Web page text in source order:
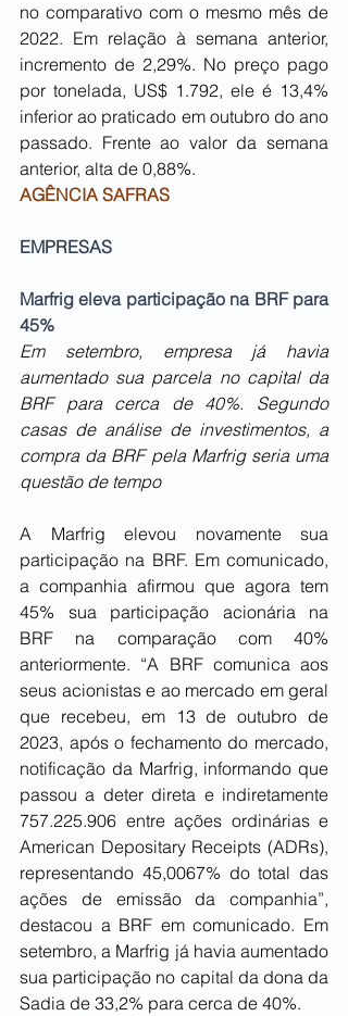
no comparativo com o mesmo mês de
2022. Em relação à semana anterior,
incremento de 2,29%. No preço pago
por tonelada, US$ 1.792, ele é 13,4%
inferior ao praticado em outubro do ano
passado. Frente ao valor da semana
anterior, alta de 0,88%.
AGÊNCIA SAFRAS
EMPRESAS
Marfrig eleva participação na BRF para
45%
Em setembro, empresa já havia
aumentado sua parcela no capital da
BRF para cerca de 40%. Segundo
casas de análise de investimentos, a
compra da BRF pela Marfrig seria uma
questão de tempo
A Marfrig elevou novamente sua
participação na BRF. Em comunicado,
a companhia afirmou que agora tem
45% sua participação acionária na
BRF na comparação com 40%
anteriormente. “A BRF comunica aos
seus acionistas e ao mercado em geral
que recebeu, em 13 de outubro de
2023, após o fechamento do mercado,
notificação da Marfrig, informando que
passou a deter direta e indiretamente
757.225.906 entre ações ordinárias e
American Depositary Receipts (ADRs),
representando 45,0067% do total das
ações de emissão da companhia”,
destacou a BRF em comunicado. Em
setembro, a Marfrig já havia aumentado
sua participação no capital da dona da
Sadia de 33,2% para cerca de 40%.